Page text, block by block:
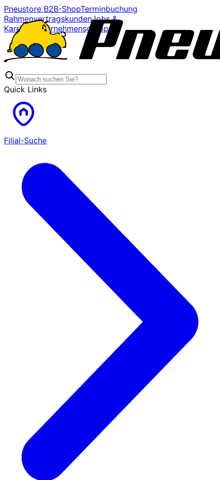
Pneustore B2B-ShopTerminbuchung
RahmenvertragskundenJobs &
Karriere
Unternehmensgruppe
Quick Links
Filial-Suche